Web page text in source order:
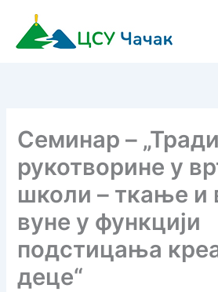
садржај
Семинар –
рукотворине у
школи – ткање и
вуне у функцији
подстицања
деце“